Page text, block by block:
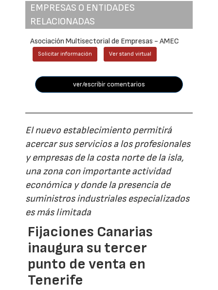
EMPRESAS O ENTIDADES
RELACIONADAS
Asociación Multisectorial de Empresas - AMEC
Solicitar información Ver stand virtual
ver/escribir comentarios
El nuevo establecimiento permitirá
acercar sus servicios a los profesionales
y empresas de la costa norte de la isla,
una zona con importante actividad
económica y donde la presencia de
suministros industriales especializados
es más limitada
Fijaciones Canarias
inaugura su tercer
punto de venta en
Tenerife